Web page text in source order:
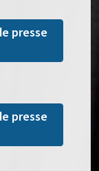
presse
presse